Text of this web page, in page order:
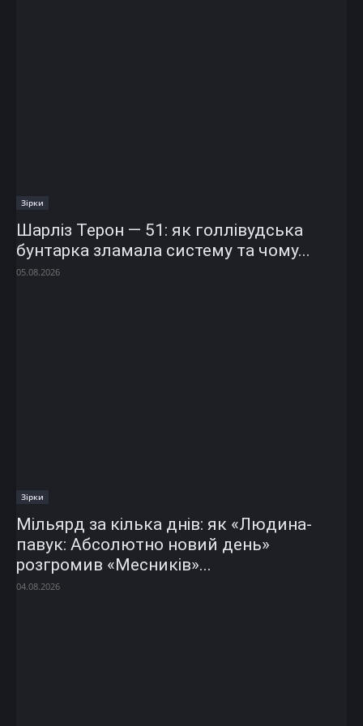
Зірки
Шарліз Терон — 51: як голлівудська
бунтарка зламала систему та чому...
05.08.2026
Зірки
Мільярд за кілька днів: як «Людина-
павук: Абсолютно новий день»
розгромив «Месників»...
04.08.2026